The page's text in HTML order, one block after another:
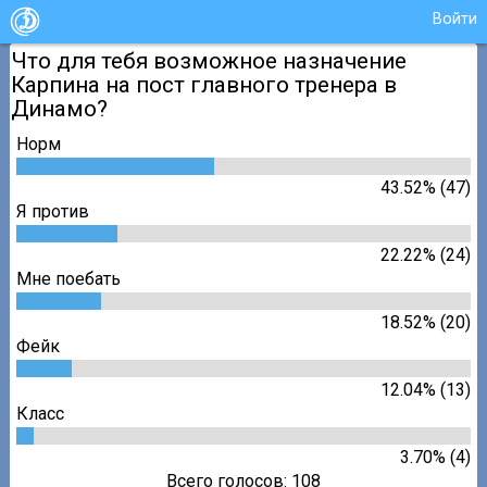
Войти
Что для тебя возможное назначение
Карпина на пост главного тренера в
Динамо?
Норм
43.52% (47)
Я против
22.22% (24)
Мне поебать
18.52% (20)
Фейк
12.04% (13)
Класс
3.70% (4)
Всего голосов: 108